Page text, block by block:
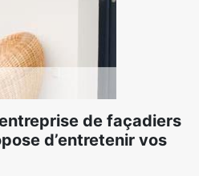
de façadiers
d’entretenir vos